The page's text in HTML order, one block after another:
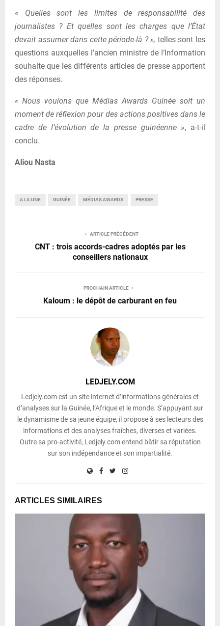
« Quelles sont les limites de responsabilité des
journalistes ? Et quelles sont les charges que l’État
devait assumer dans cette période-là ? », telles sont les
questions auxquelles l’ancien ministre de l’Information
souhaite que les différents articles de presse apportent
des réponses.
« Nous voulons que Médias Awards Guinée soit un
moment de réflexion pour des actions positives dans le
cadre de l’évolution de la presse guinéenne», a-t-il
conclu.
Aliou Nasta
A LA UNE GUINÉE MÉDIAS AWARDS PRESSE
ARTICLE PRÉCÉDENT
CNT : trois accords-cadres adoptés par les
conseillers nationaux
PROCHAIN ARTICLE
Kaloum : le dépôt de carburant en feu
LEDJELY.COM
Ledjely.com est un site internet d’informations générales et
d’analyses sur la Guinée, l’Afrique et le monde. S’appuyant sur
le dynamisme de sa jeune équipe, il propose à ses lecteurs des
informations et des analyses fraîches, diverses et variées.
Outre sa pro-activité, Ledjely.com entend bâtir sa réputation
sur son indépendance et son impartialité.
ARTICLES SIMILAIRES